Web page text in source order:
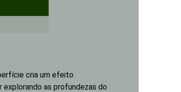
cria um efeito
explorando as profundezas do